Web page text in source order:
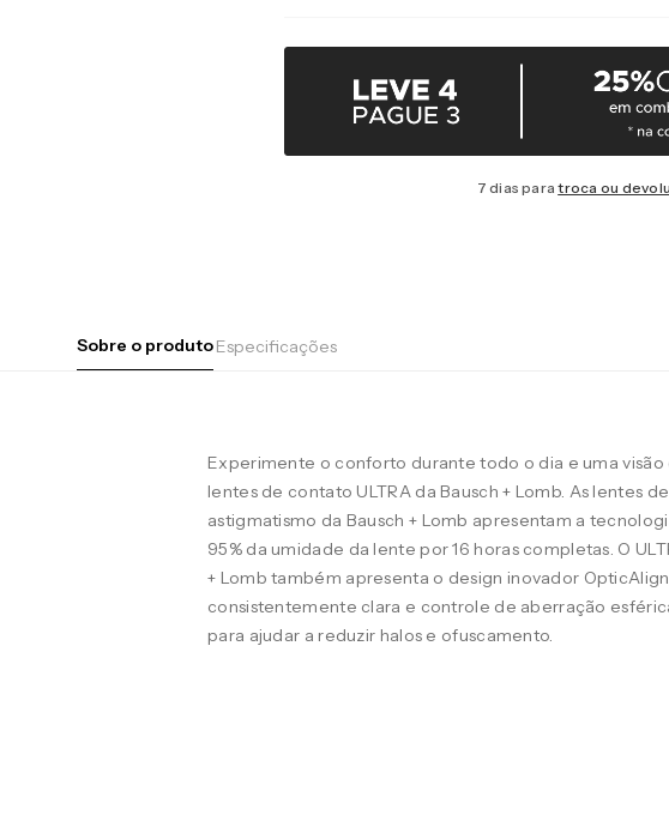
7 dias paratroca ou
Sobre o produtoEspecificações
Experimente o conforto durante todo o dia e uma
lentes de contato ULTRA da Bausch + Lomb. As lentes
astigmatismo da Bausch + Lomb apresentam a
95% da umidade da lente por 16 horas completas. O
+ Lomb também apresenta o design inovador
consistentemente clara e controle de aberração
para ajudar a reduzir halos e ofuscamento.